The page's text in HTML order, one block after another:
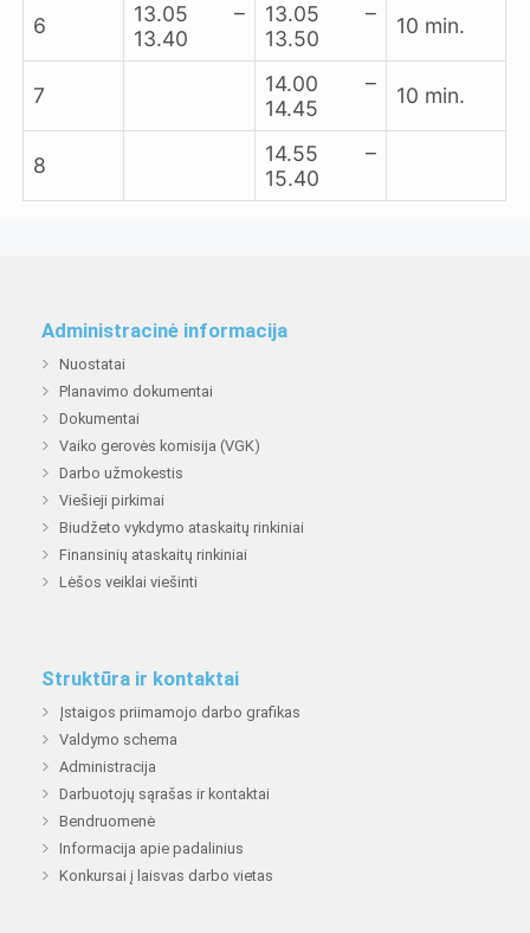
6
13.05 –
13.40
13.05 –
13.50
10 min.
7
14.00 –
14.45
10 min.
8
14.55 –
15.40
Administracinė informacija
Nuostatai
Planavimo dokumentai
Dokumentai
Vaiko gerovės komisija (VGK)
Darbo užmokestis
Viešieji pirkimai
Biudžeto vykdymo ataskaitų rinkiniai
Finansinių ataskaitų rinkiniai
Lėšos veiklai viešinti
Struktūra ir kontaktai
Įstaigos priimamojo darbo grafikas
Valdymo schema
Administracija
Darbuotojų sąrašas ir kontaktai
Bendruomenė
Informacija apie padalinius
Konkursai į laisvas darbo vietas